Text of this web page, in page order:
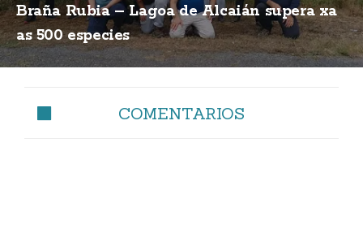
Braña Rubia – Lagoa de Alcaián supera xa
as 500 especies
COMENTARIOS